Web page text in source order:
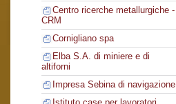
Centro ricerche metallurgiche -
CRM
Cornigliano spa
Elba S.A. di miniere e di
altiforni
Impresa Sebina di navigazione